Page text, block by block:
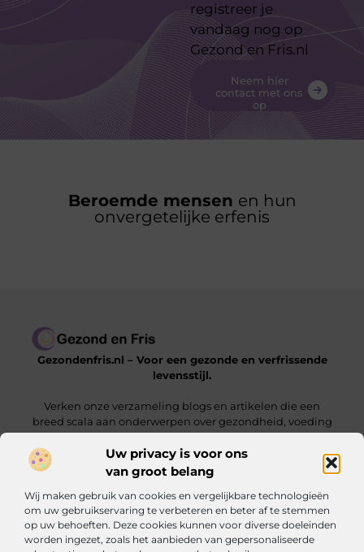
Uw privacy is voor ons
van groot belang
Wij maken gebruik van cookies en vergelijkbare technologieën
om uw gebruikservaring te verbeteren en beter af te stemmen
op uw behoeften. Deze cookies kunnen voor diverse doeleinden
worden ingezet, zoals het aanbieden van gepersonaliseerde
registreer je
vandaag nog op
Gezond en Fris.nl
Neem hier
contact met ons
op
Beroemde mensen en hun
onvergetelijke erfenis
Gezondenfris.nl – Voor een gezonde en verfrissende
levensstijl.
Verken onze verzameling blogs en artikelen die een
breed scala aan onderwerpen over gezondheid, voeding
en welzijn behandelen.
Onze informatie
Bericht categorie